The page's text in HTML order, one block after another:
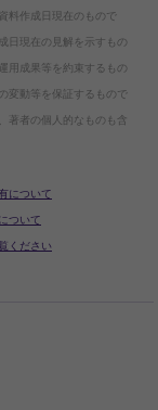
料作成日現在のもので
日現在の見解を示すもの
用成果等を約束するもの
変動等を保証するもので
著者の個人的なものも含
について
ついて
ください